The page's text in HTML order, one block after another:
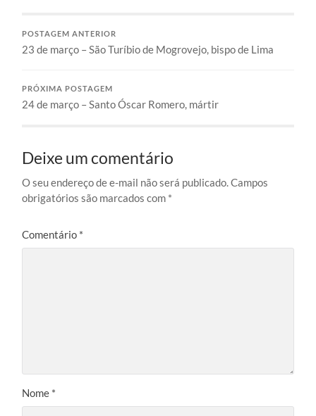
POSTAGEM ANTERIOR
23 de março – São Turíbio de Mogrovejo, bispo de Lima
PRÓXIMA POSTAGEM
24 de março – Santo Óscar Romero, mártir
Deixe um comentário
O seu endereço de e-mail não será publicado.Campos
obrigatórios são marcados com *
Comentário *
Nome *